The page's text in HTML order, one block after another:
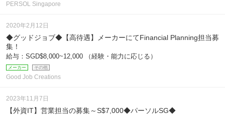
PERSOL Singapore
◆グッドジョブ◆【高待遇】メーカーにてFinancial Planning担当募
集！
給与：SGD$8,000~12,000 （経験・能力に応じる）
メーカー その他
2020年2月12日
Good Job Creations
【外資IT】営業担当の募集～S$7,000◆パーソルSG◆
2023年11月7日